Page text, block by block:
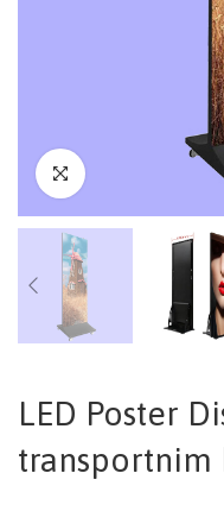
LED Poster
transportnim